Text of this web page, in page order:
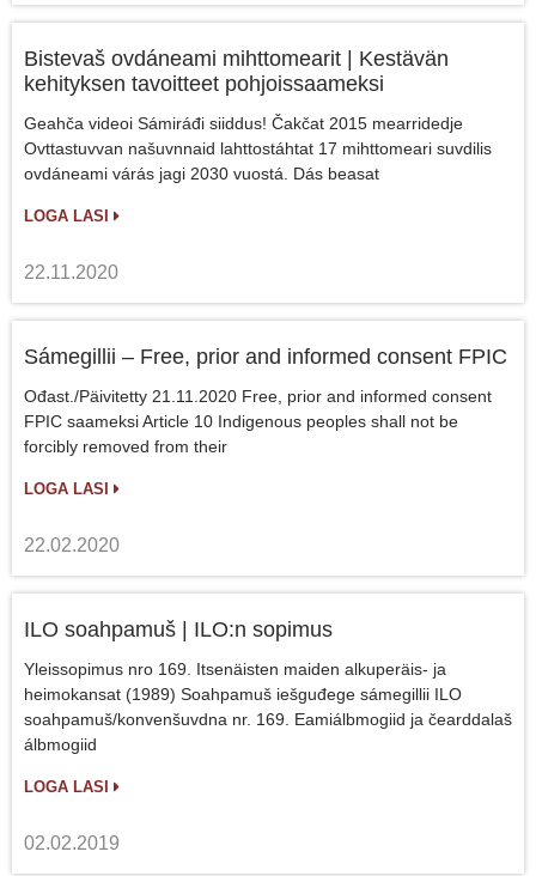
Bistevaš ovdáneami mihttomearit | Kestävän
kehityksen tavoitteet pohjoissaameksi
Geahča videoi Sámiráđi siiddus! Čakčat 2015 mearridedje
Ovttastuvvan našuvnnaid lahttostáhtat 17 mihttomeari suvdilis
ovdáneami várás jagi 2030 vuostá. Dás beasat
LOGA LASI
22.11.2020
Sámegillii – Free, prior and informed consent FPIC
Ođast./Päivitetty 21.11.2020 Free, prior and informed consent
FPIC saameksi Article 10 Indigenous peoples shall not be
forcibly removed from their
LOGA LASI
22.02.2020
ILO soahpamuš | ILO:n sopimus
Yleissopimus nro 169. Itsenäisten maiden alkuperäis- ja
heimokansat (1989) Soahpamuš iešguđege sámegillii ILO
soahpamuš/konvenšuvdna nr. 169. Eamiálbmogiid ja čearddalaš
álbmogiid
LOGA LASI
02.02.2019